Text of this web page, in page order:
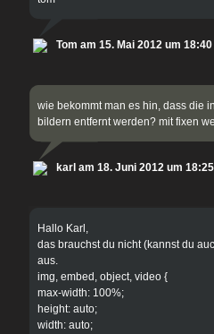
Tom am 15. Mai 2012 um 18:40
wie bekommt man es hin, dass die
bildern entfernt werden? mit fixen
karl am 18. Juni 2012 um 18:25
Hallo Karl,
das brauchst du nicht (kannst du
aus.
img, embed, object, video {
max-width: 100%;
height: auto;
width: auto;